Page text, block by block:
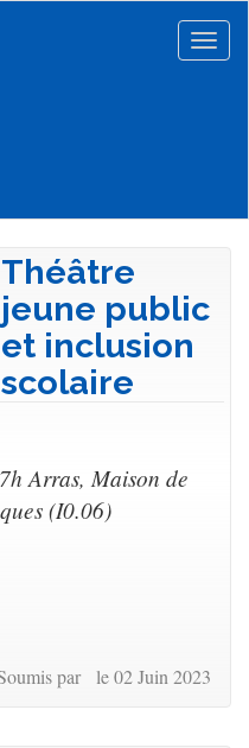
Théâtre
jeune public
et inclusion
scolaire
Arras, Maison de
(I0.06)
par le 02 Juin 2023